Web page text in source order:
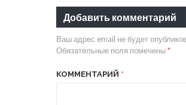
Добавить комментарий
Ваш адрес email не будет
Обязательные поля помечены*
КОММЕНТАРИЙ *